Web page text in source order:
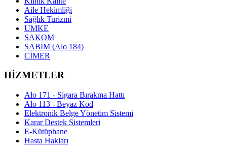
Aile Hekimliği
Sağlık Turizmi
UMKE
SAKOM
SABİM (Alo 184)
CİMER
HİZMETLER
Alo 171 - Sigara Bırakma Hattı
Alo 113 - Beyaz Kod
Elektronik Belge Yönetim Sistemi
Karar Destek Sistemleri
E-Kütüphane
Hasta Hakları